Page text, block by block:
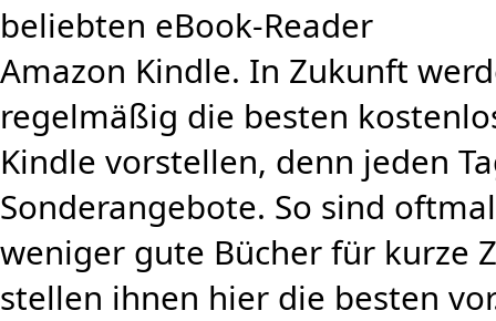
beliebten eBook-Reader
Amazon Kindle. In Zukunft
regelmäßig die besten
Kindle vorstellen, denn jeden
Sonderangebote. So sind
weniger gute Bücher für kurze
stellen ihnen hier die besten